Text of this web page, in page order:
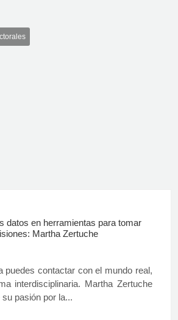
datos en herramientas para tomar
Martha Zertuche
puedes contactar con el mundo real,
interdisciplinaria. Martha Zertuche
pasión por la...